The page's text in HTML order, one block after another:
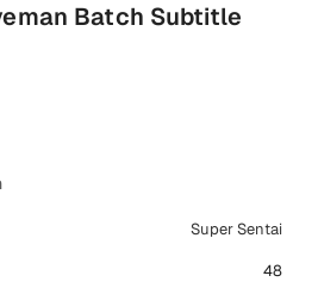
Batch Subtitle
Super Sentai
48